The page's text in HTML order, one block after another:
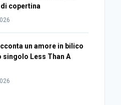
di copertina
un amore in bilico
singolo Less Than A